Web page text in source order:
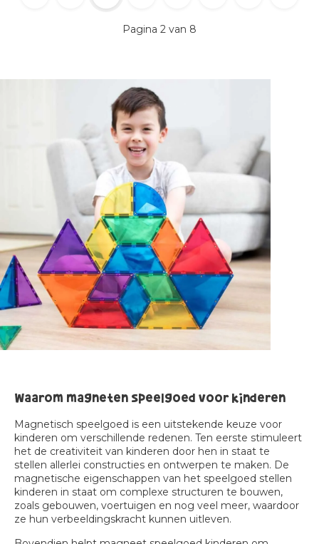
Pagina 2 van 8
Waarom magneten speelgoed voor kinderen
Magnetisch speelgoed is een uitstekende keuze voor
kinderen om verschillende redenen. Ten eerste stimuleert
het de creativiteit van kinderen door hen in staat te
stellen allerlei constructies en ontwerpen te maken. De
magnetische eigenschappen van het speelgoed stellen
kinderen in staat om complexe structuren te bouwen,
zoals gebouwen, voertuigen en nog veel meer, waardoor
ze hun verbeeldingskracht kunnen uitleven.